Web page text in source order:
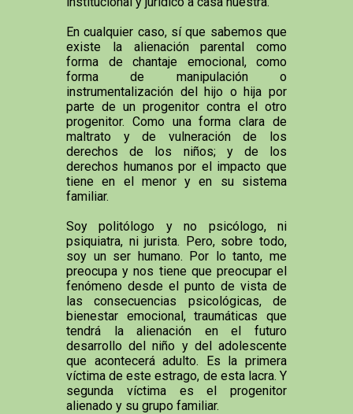
En cualquier caso, sí que sabemos que
existe la alienación parental como
forma de chantaje emocional, como
forma de manipulación o
instrumentalización del hijo o hija por
parte de un progenitor contra el otro
progenitor. Como una forma clara de
maltrato y de vulneración de los
derechos de los niños; y de los
derechos humanos por el impacto que
tiene en el menor y en su sistema
familiar.
Soy politólogo y no psicólogo, ni
psiquiatra, ni jurista. Pero, sobre todo,
soy un ser humano. Por lo tanto, me
preocupa y nos tiene que preocupar el
fenómeno desde el punto de vista de
las consecuencias psicológicas, de
bienestar emocional, traumáticas que
tendrá la alienación en el futuro
desarrollo del niño y del adolescente
que acontecerá adulto. Es la primera
víctima de este estrago, de esta lacra. Y
segunda víctima es el progenitor
alienado y su grupo familiar.